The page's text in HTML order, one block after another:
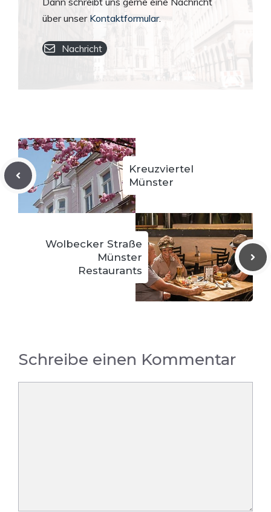
über unser Kontaktformular.
Nachricht
Kreuzviertel
Münster
Wolbecker Straße
Münster
Restaurants
Schreibe einen Kommentar